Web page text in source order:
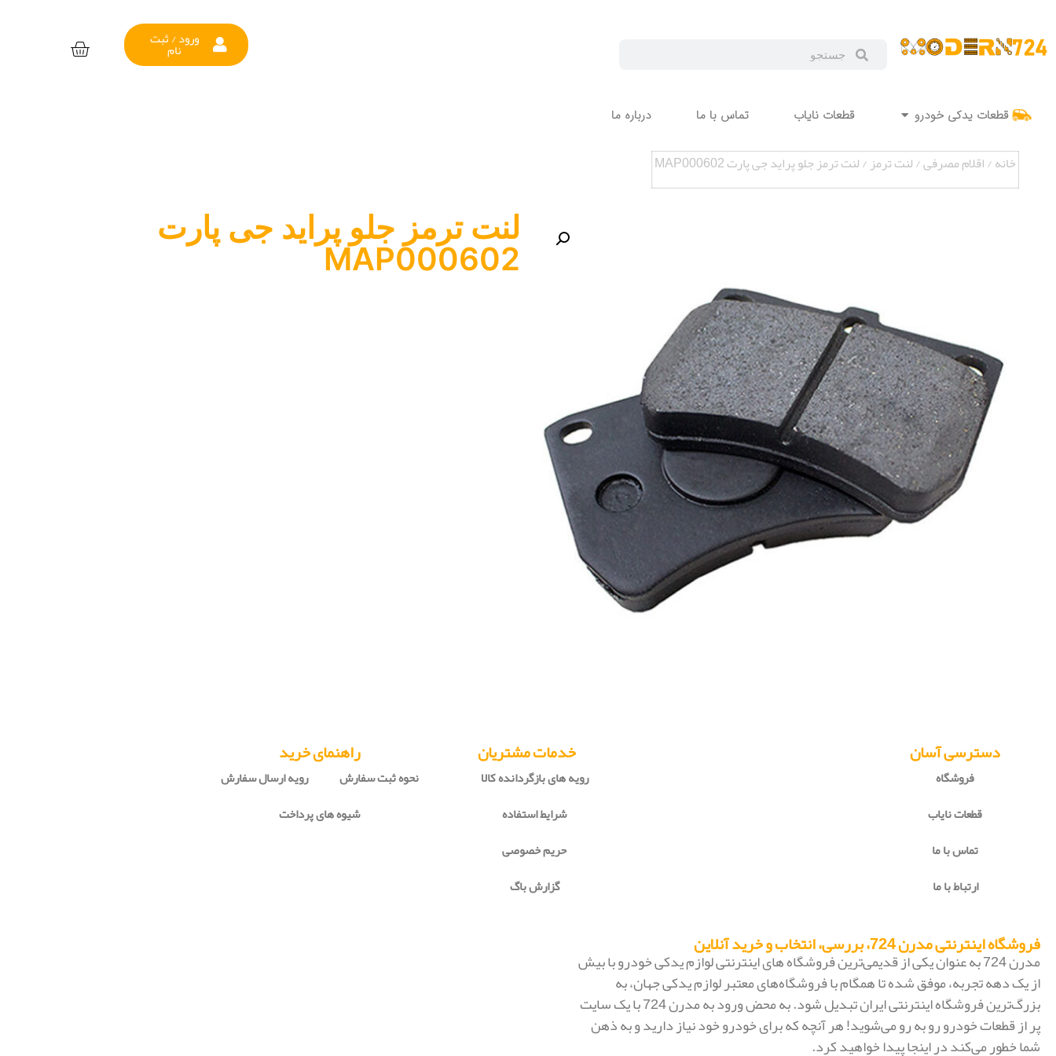
ورود / ثبت
نام
قطعات یدکی خودرو قطعات نایاب تماس با ما درباره ما
خانه/اقلام مصرفی/لنت ترمز/ لنت ترمز جلو پراید جی پارت MAP000602
لنت ترمز جلو پراید جی پارت
MAP000602
دسترسی آسان
فروشگاه
قطعات نایاب
تماس با ما
ارتباط با ما
خدمات مشتریان
رویه های بازگردانده کالا
شرایط استفاده
حریم خصوصی
گزارش باگ
راهنمای خرید
نحوه ثبت سفارش
رویه ارسال سفارش
شیوه های پرداخت
فروشگاه اینترنتی مدرن 724، بررسی، انتخاب و خرید آنلاین
مدرن 724 به عنوان یکی از قدیمی‌ترین فروشگاه های اینترنتی لوازم یدکی خودرو با بیش
از یک دهه تجربه، موفق شده تا همگام با فروشگاه‌های معتبر لوازم یدکی جهان، به
بزرگ‌ترین فروشگاه اینترنتی ایران تبدیل شود. به محض ورود به مدرن 724 با یک سایت
پر از قطعات خودرو رو به رو می‌شوید! هر آنچه که برای خودرو خود نیاز دارید و به ذهن
شما خطور می‌کند در اینجا پیدا خواهید کرد.